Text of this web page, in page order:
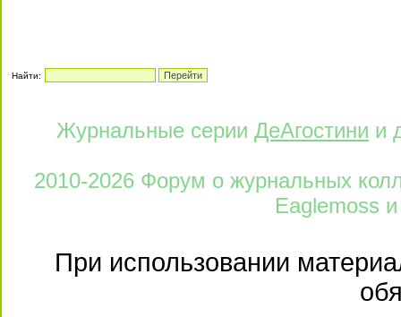
Найти:
Журнальные серии ДеАгостини и
2010-2026 Форум о журнальных
Eaglemoss и
При использовании